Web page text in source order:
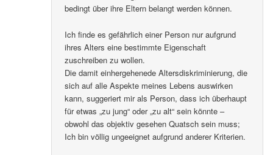
bedingt über ihre Eltern belangt werden können.
Ich finde es gefährlich einer Person nur aufgrund
ihres Alters eine bestimmte Eigenschaft
zuschreiben zu wollen.
Die damit einhergehenede Altersdiskriminierung, die
sich auf alle Aspekte meines Lebens auswirken
kann, suggeriert mir als Person, dass ich überhaupt
für etwas „zu jung“ oder „zu alt“ sein könnte –
obwohl das objektiv gesehen Quatsch sein muss;
Ich bin völlig ungeeignet aufgrund anderer Kriterien.